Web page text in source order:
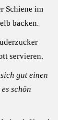
Schiene im
backen.
servieren.
gut einen
schön